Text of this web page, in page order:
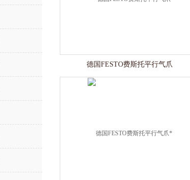
德国FESTO费斯托平行气爪